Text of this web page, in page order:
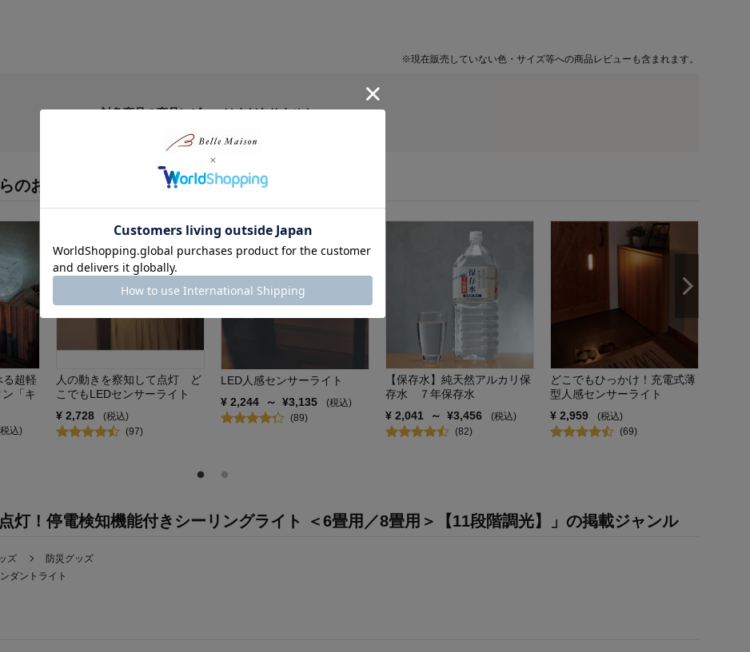
※現在販売していない色・サイズ等への商品レビューも含まれます。
対象商品の商品レビューはまだありません。
のおすすめ商品
超軽
「キ
込)
人の動きを察知して点灯 ど
こでもLEDセンサーライト
¥ 2,728
(税込)
(97)
LED人感センサーライト
¥ 2,244 ～ ¥3,135
(税込)
(89)
【保存水】純天然アルカリ保
存水 ７年保存水
¥ 2,041 ～ ¥3,456
(税込)
(82)
どこでもひっかけ！充電式薄
型人感センサーライト
¥ 2,959
(税込)
(69)
灯！停電検知機能付きシーリングライト ＜6畳用／8畳用＞【11段階調光】」の掲載ジャンル
ズ
防災グッズ
ダントライト